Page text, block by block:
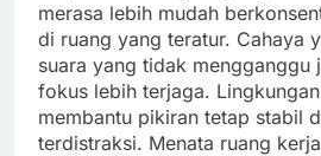
merasa lebih mudah
di ruang yang teratur. Cahaya
suara yang tidak mengganggu
fokus lebih terjaga.
membantu pikiran tetap stabil
terdistraksi. Menata ruang